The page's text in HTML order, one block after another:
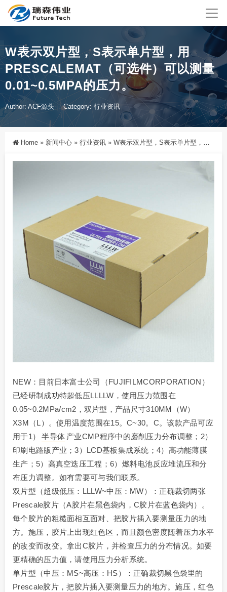
W表示双片型，S表示单片型，用
PRESCALEMAT（可选件）可以测量
0.01~0.5MPA的压力。
Author: ACF源头 Category: 行业资讯
Home » 新闻中心 » 行业资讯 » W表示双片型，S表示单片型，用PrescaleMat（可选件）可以测量0.01~0.5MPa的压力。
NEW：目前日本富士公司（FUJIFILMCORPORATION）
已经研制成功特超低压LLLLW，使用压力范围在
0.05~0.2MPa/cm2，双片型，产品尺寸310MM（W）
X3M（L）。使用温度范围在15。C~30。C。该款产品可应
用于1）
半导体 产业CMP程序中的磨削压力分布调整；2）
印刷电路版产业；3）LCD基板集成系统；4）高功能薄膜
生产；5）高真空迭压工程；6）燃料电池反应堆流压和分
布压力调整。如有需要可与我们联系。
双片型（超级低压：LLLW~中压：MW）：正确裁切两张
Prescale胶片（A胶片在黑色袋内，C胶片在蓝色袋内）。
每个胶片的粗糙面相互面对、把胶片插入要测量压力的地
方。施压，胶片上出现红色区，而且颜色密度随着压力水平
的改变而改变。拿出C胶片，并检查压力的分布情况。如要
更精确的压力值，请使用压力分析系统。
单片型（中压：MS~高压：HS）：正确裁切黑色袋里的
Prescale胶片，把胶片插入要测量压力的地方。施压，红色